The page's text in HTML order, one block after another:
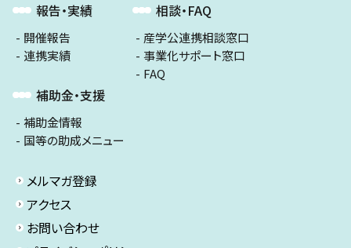
報告・実績
開催報告
連携実績
補助金・支援
補助金情報
国等の助成メニュー
相談・FAQ
産学公連携相談窓口
事業化サポート窓口
FAQ
メルマガ登録
アクセス
お問い合わせ